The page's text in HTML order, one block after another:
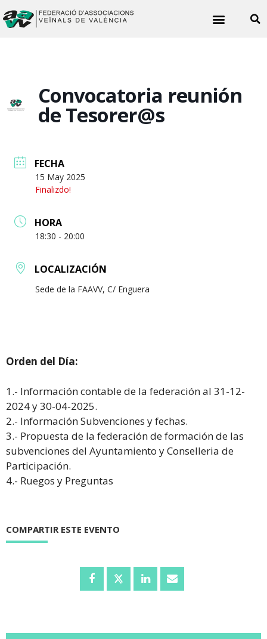
Convocatoria reunión
de Tesorer@s
FECHA
15 May 2025
Finalizdo!
HORA
18:30 - 20:00
LOCALIZACIÓN
Sede de la FAAVV, C/ Enguera
Orden del Día:
1.- Información contable de la federación al 31-12-
2024 y 30-04-2025.
2.- Información Subvenciones y fechas.
3.- Propuesta de la federación de formación de las
subvenciones del Ayuntamiento y Conselleria de
Participación.
4.- Ruegos y Preguntas
COMPARTIR ESTE EVENTO